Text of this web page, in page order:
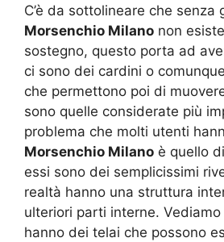
C’è da sottolineare che senza
Morsenchio Milano non
sostegno, questo porta ad
ci sono dei cardini o
che permettono poi di
sono quelle considerate più
problema che molti utenti
Morsenchio Milano è quello
essi sono dei semplicissimi
realtà hanno una struttura
ulteriori parti interne.
hanno dei telai che possono